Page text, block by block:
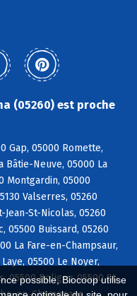
possible, Biocoop utilise
(05260) est proche
Gap, 05000 Romette,
Bâtie-Neuve, 05000 La
Montgardin, 05000
Valserres, 05260
St-Nicolas, 05260
05500 Buissard, 05260
La Fare-en-Champsaur,
05500 Le Noyer,
05500 Poligny, 05500 St-